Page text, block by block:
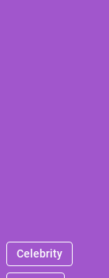
Celebrity